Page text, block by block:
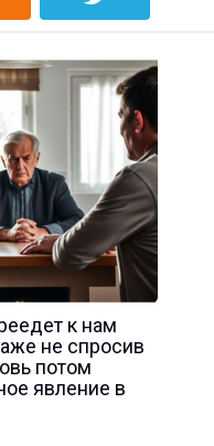
к нам
не спросив
потом
явление в